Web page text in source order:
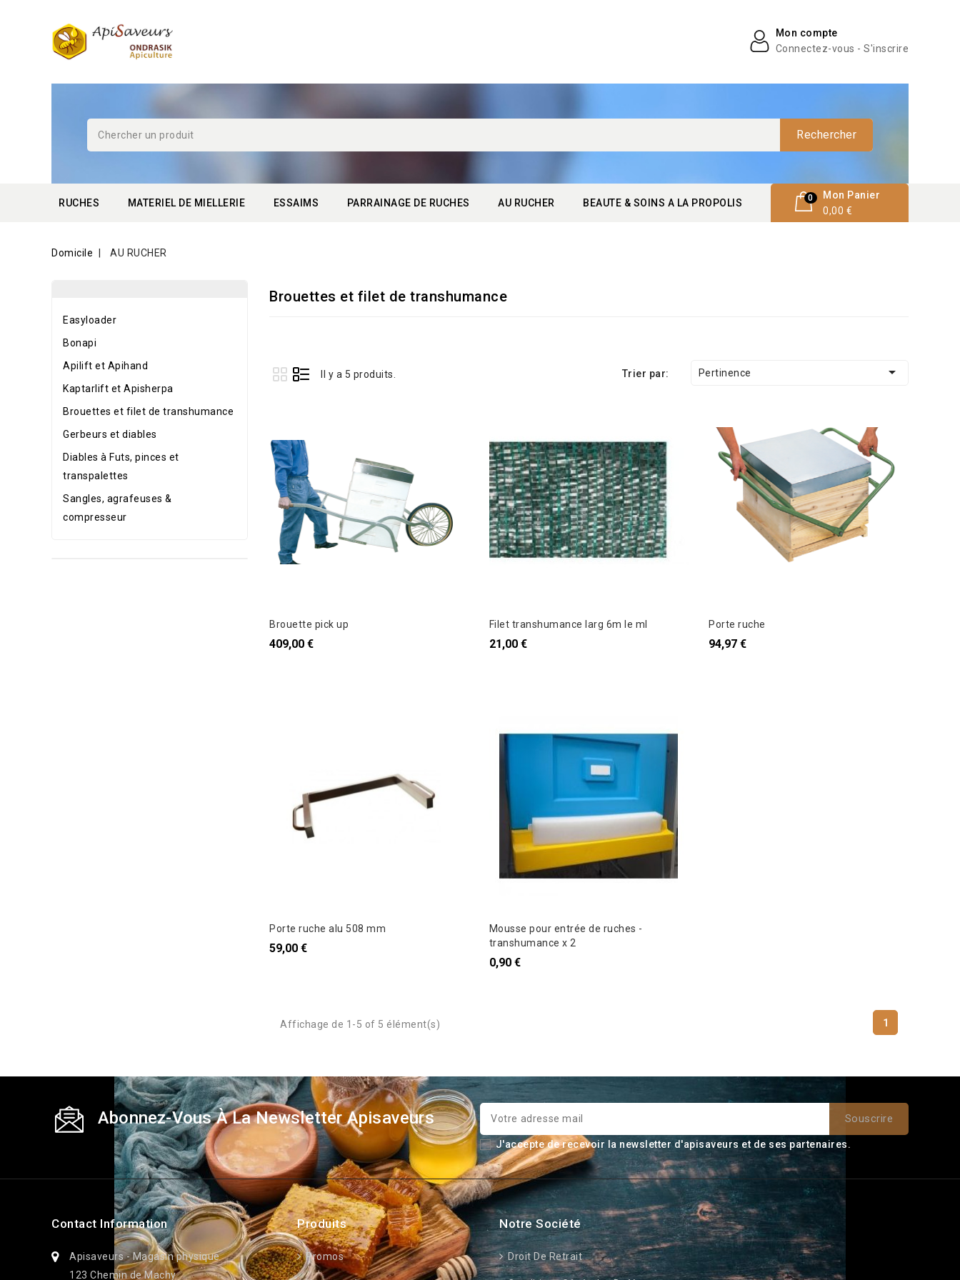
Mon compte
Connectez-vous - S'inscrire
Rechercher
RUCHES MATERIEL DE MIELLERIE ESSAIMS PARRAINAGE DE RUCHES AU RUCHER BEAUTE & SOINS A LA PROPOLIS
Mon Panier
0
0,00 €
Domicile AU RUCHER
Easyloader
Bonapi
Apilift et Apihand
Kaptarlift et Apisherpa
Brouettes et filet de transhumance
Gerbeurs et diables
Diables à Futs, pinces et
transpalettes
Sangles, agrafeuses &
compresseur
Brouettes et filet de transhumance
Il y a 5 produits. Trier par: Pertinence 
Brouette pick up
409,00 €
Filet transhumance larg 6m le ml
21,00 €
Porte ruche
94,97 €
Porte ruche alu 508 mm
59,00 €
Mousse pour entrée de ruches -
transhumance x 2
0,90 €
Affichage de 1-5 of 5 élément(s) 1
Abonnez-Vous À La Newsletter Apisaveurs
J'accepte de recevoir la newsletter d'apisaveurs et de ses partenaires.
Contact Information
Apisaveurs - Magasin physique
123 Chemin de Machy
Produits
Promos
Notre Société
Droit De Retrait